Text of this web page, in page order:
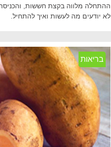
ההתחלה מלווה בקצת חששות,
לא יודעים מה לעשות ואיך להתחיל.
בריאות